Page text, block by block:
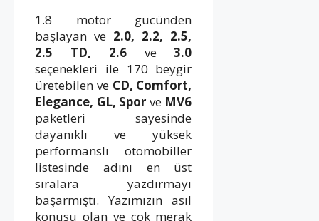
1.8 motor gücünden
başlayan ve 2.0, 2.2, 2.5,
2.5 TD,
2.6ve3.0
seçenekleri ile 170 beygir
üretebilen ve CD, Comfort,
Elegance, GL, Spor ve MV6
paketleri sayesinde
dayanıklı ve yüksek
performanslı otomobiller
listesinde adını en üst
sıralara yazdırmayı
başarmıştı. Yazımızın asıl
konusu olan ve çok merak